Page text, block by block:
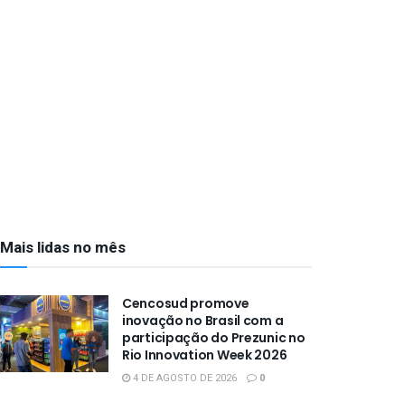
Mais lidas no mês
Cencosud promove
inovação no Brasil com a
participação do Prezunic no
Rio Innovation Week 2026
4 DE AGOSTO DE 2026 0